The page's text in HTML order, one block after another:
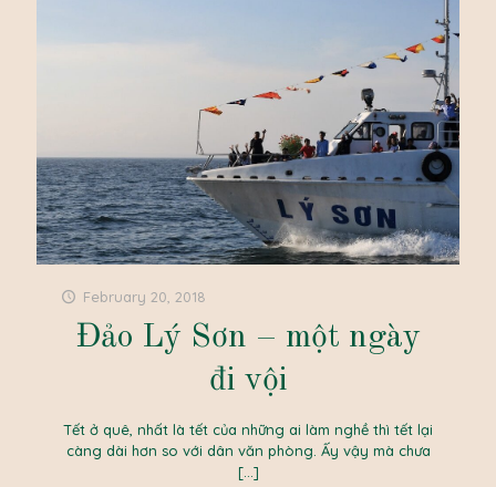
February 20, 2018
Đảo Lý Sơn – một ngày
đi vội
Tết ở quê, nhất là tết của những ai làm nghề thì tết lại
càng dài hơn so với dân văn phòng. Ấy vậy mà chưa
[…]